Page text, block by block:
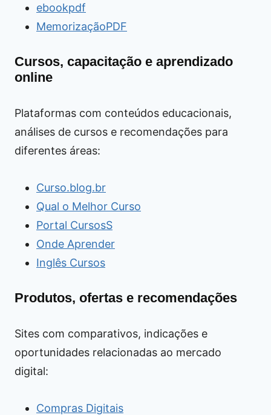
ebookpdf
MemorizaçãoPDF
Cursos, capacitação e aprendizado
online
Plataformas com conteúdos educacionais,
análises de cursos e recomendações para
diferentes áreas:
Curso.blog.br
Qual o Melhor Curso
Portal CursosS
Onde Aprender
Inglês Cursos
Produtos, ofertas e recomendações
Sites com comparativos, indicações e
oportunidades relacionadas ao mercado
digital:
Compras Digitais